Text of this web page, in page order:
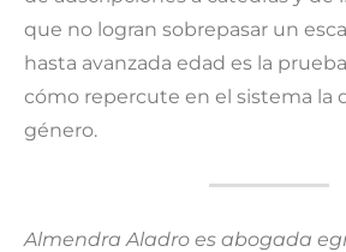
que no logran sobrepasar un
hasta avanzada edad es la
cómo repercute en el sistema la
género.
Almendra Aladro es abogada